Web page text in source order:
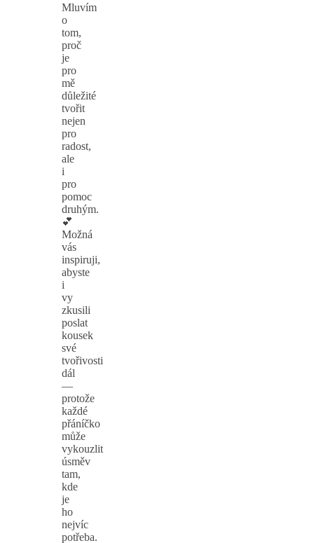
Mluvím
o
tom,
proč
je
pro
mě
důležité
tvořit
nejen
pro
radost,
ale
i
pro
pomoc
druhým.
💕
Možná
vás
inspiruji,
abyste
i
vy
zkusili
poslat
kousek
své
tvořivosti
dál
—
protože
každé
přáníčko
může
vykouzlit
úsměv
tam,
kde
je
ho
nejvíc
potřeba.